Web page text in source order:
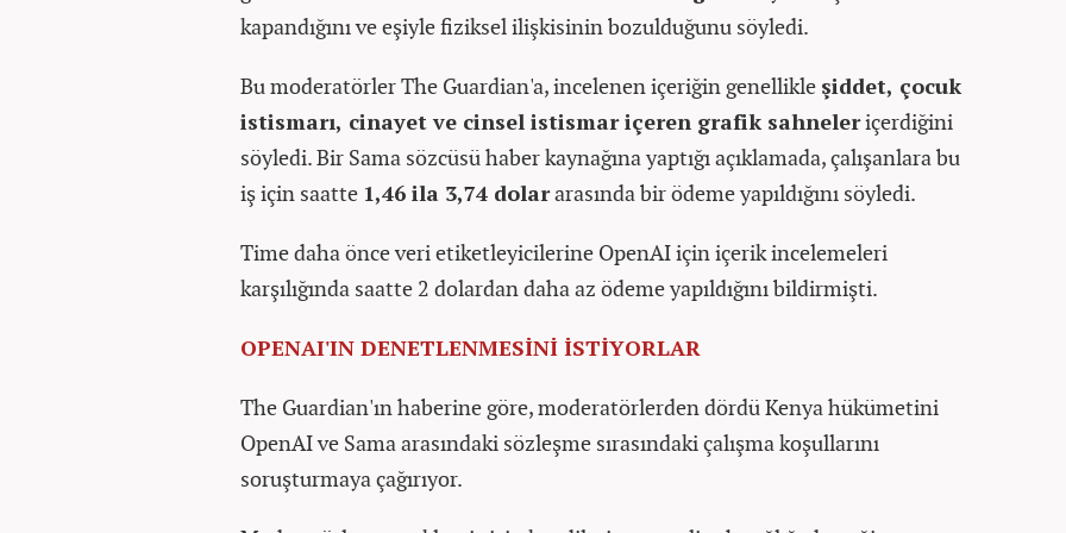
kapandığını ve eşiyle fiziksel ilişkisinin bozulduğunu söyledi.
Bu moderatörler The Guardian'a, incelenen içeriğin genellikle şiddet, çocuk
istismarı, cinayet ve cinsel istismar içeren grafik sahneleriçerdiğini
söyledi. Bir Sama sözcüsü haber kaynağına yaptığı açıklamada, çalışanlara bu
iş için saatte 1,46 ila 3,74 dolararasında bir ödeme yapıldığını söyledi.
Time daha önce veri etiketleyicilerine OpenAI için içerik incelemeleri
karşılığında saatte 2 dolardan daha az ödeme yapıldığını bildirmişti.
OPENAI'IN DENETLENMESİNİ İSTİYORLAR
The Guardian'ın haberine göre, moderatörlerden dördü Kenya hükümetini
OpenAI ve Sama arasındaki sözleşme sırasındaki çalışma koşullarını
soruşturmaya çağırıyor.